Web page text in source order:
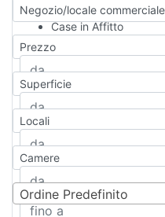
Negozio/locale
Case in Affitto
Qualsiasi
Appartamento
Casa indipendente
Casa Semi-
Attico/Mansarda
Rustico/Casale
Camera d'Albergo
Multiproprietà
Prezzo
Superficie
Locali
Camere
Ordine Predefinito